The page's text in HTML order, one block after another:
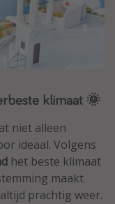
klimaat 🌞
niet alleen
ideaal. Volgens
het beste klimaat
maakt
prachtig weer.